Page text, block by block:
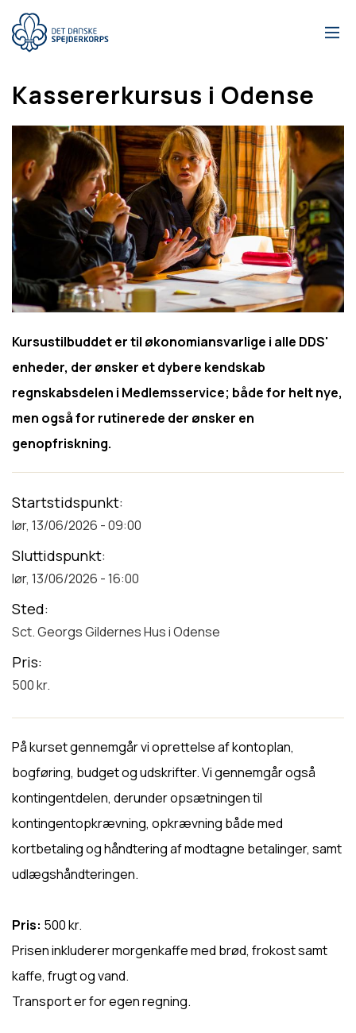
hovedindhold
Kassererkursus i Odense
Kursustilbuddet er til økonomiansvarlige i alle DDS'
enheder, der ønsker et dybere kendskab
regnskabsdelen i Medlemsservice; både for helt nye,
men også for rutinerede der ønsker en
genopfriskning.
Startstidspunkt
lør, 13/06/2026 - 09:00
Sluttidspunkt
lør, 13/06/2026 - 16:00
Sted
Sct. Georgs Gildernes Hus i Odense
Pris
500 kr.
På kurset gennemgår vi oprettelse af kontoplan,
bogføring, budget og udskrifter. Vi gennemgår også
kontingentdelen, derunder opsætningen til
kontingentopkrævning, opkrævning både med
kortbetaling og håndtering af modtagne betalinger, samt
udlægshåndteringen.
Pris: 500 kr.
Prisen inkluderer morgenkaffe med brød, frokost samt
kaffe, frugt og vand.
Transport er for egen regning.